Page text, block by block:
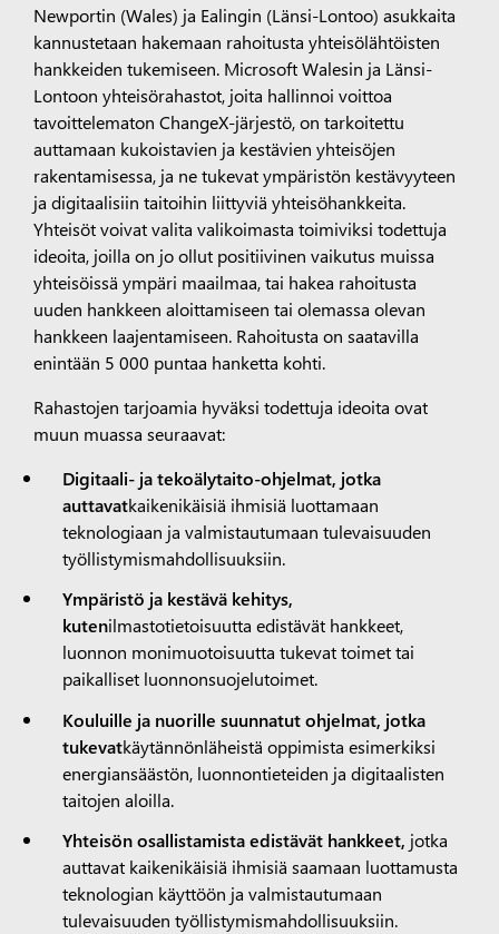
Newportin (Wales) ja Ealingin (Länsi-Lontoo) asukkaita
kannustetaan hakemaan rahoitusta yhteisölähtöisten
hankkeiden tukemiseen. Microsoft Walesin ja Länsi-
Lontoon yhteisörahastot, joita hallinnoi voittoa
tavoittelematon ChangeX-järjestö, on tarkoitettu
auttamaan kukoistavien ja kestävien yhteisöjen
rakentamisessa, ja ne tukevat ympäristön kestävyyteen
ja digitaalisiin taitoihin liittyviä yhteisöhankkeita.
Yhteisöt voivat valita valikoimasta toimiviksi todettuja
ideoita, joilla on jo ollut positiivinen vaikutus muissa
yhteisöissä ympäri maailmaa, tai hakea rahoitusta
uuden hankkeen aloittamiseen tai olemassa olevan
hankkeen laajentamiseen. Rahoitusta on saatavilla
enintään 5 000 puntaa hanketta kohti.
Rahastojen tarjoamia hyväksi todettuja ideoita ovat
muun muassa seuraavat:
Digitaali- ja tekoälytaito-ohjelmat, jotka
auttavatkaikenikäisiä ihmisiä luottamaan
teknologiaan ja valmistautumaan tulevaisuuden
työllistymismahdollisuuksiin.
Ympäristö ja kestävä kehitys,
kutenilmastotietoisuutta edistävät hankkeet,
luonnon monimuotoisuutta tukevat toimet tai
paikalliset luonnonsuojelutoimet.
Kouluille ja nuorille suunnatut ohjelmat, jotka
tukevatkäytännönläheistä oppimista esimerkiksi
energiansäästön, luonnontieteiden ja digitaalisten
taitojen aloilla.
Yhteisön osallistamista edistävät hankkeet, jotka
auttavat kaikenikäisiä ihmisiä saamaan luottamusta
teknologian käyttöön ja valmistautumaan
tulevaisuuden työllistymismahdollisuuksiin.